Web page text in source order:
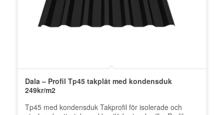
Dala – Profil Tp45 takplåt med kondensduk
249kr/m2
Tp45 med kondensduk Takprofil för isolerade och